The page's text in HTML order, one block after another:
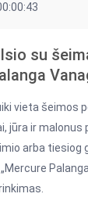
su
vieta šeimos
jūra ir malonus
arba tiesiog